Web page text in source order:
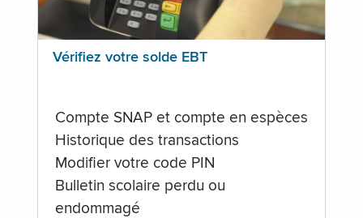
Vérifiez votre solde EBT
Compte SNAP et compte en espèces
Historique des transactions
Modifier votre code PIN
Bulletin scolaire perdu ou
endommagé